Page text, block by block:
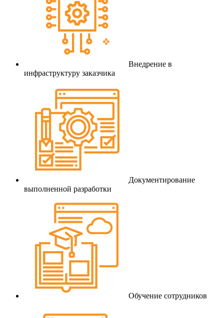
Внедрение в
инфраструктуру заказчика
Документирование
выполненной разработки
Обучение сотрудников